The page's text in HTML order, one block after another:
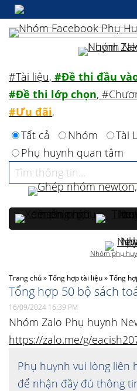
Trang chủ»Tổng hợp tài liệu»Tổng
Tổng hợp 50 bộ sách
16/09/2024 16:39 PM
Nhóm Zalo Phụ huynh
https://zalo.me/g/
Phụ huynh vui lòng liên
để nhận đầy đủ thông
#Tài liệu, #Đề thi đầu
#Đề thi lớp chọn,
#Ưu đãi,
Tất cả
Nhóm
Tài
Phụ huynh quan tâm
Nhóm phụ